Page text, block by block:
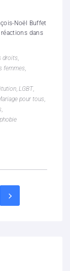
Noël Buffet
dans
droits,
femmes,
, LGBT,
pour tous,
,